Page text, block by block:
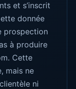
et s’inscrit
donnée
prospection
à produire
Cette
mais ne
ni